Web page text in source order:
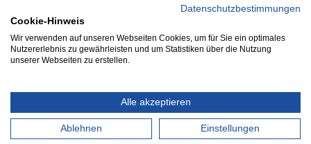
E-Mail: office@kmh.net
www.kmh.net
Industriestraße 13
Datenschutzbestimmungen
Cookie-Hinweis
Wir verwenden auf unseren Webseiten Cookies, um für Sie ein optimales
Nutzererlebnis zu gewährleisten und um Statistiken über die Nutzung
unserer Webseiten zu erstellen.
Alle akzeptieren
Ablehnen Einstellungen